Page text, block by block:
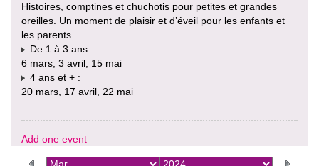
Histoires, comptines et chuchotis pour petites et grandes
oreilles. Un moment de plaisir et d’éveil pour les enfants et
les parents.
De 1 à 3 ans :
6 mars, 3 avril, 15 mai
4 ans et + :
20 mars, 17 avril, 22 mai
Add one event